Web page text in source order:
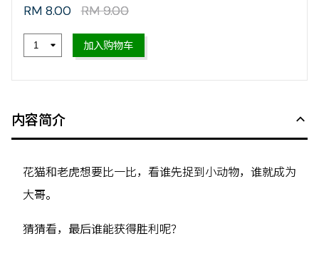
RM 8.00 RM 9.00
加入购物车
内容简介
花猫和老虎想要比一比，看谁先捉到小动物，谁就成为
大哥。
猜猜看，最后谁能获得胜利呢？